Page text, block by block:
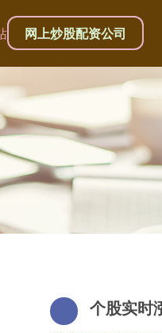
网上炒股配资公司
个股实时